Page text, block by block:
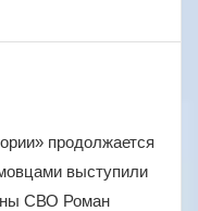
продолжается
выступили
СВО Роман